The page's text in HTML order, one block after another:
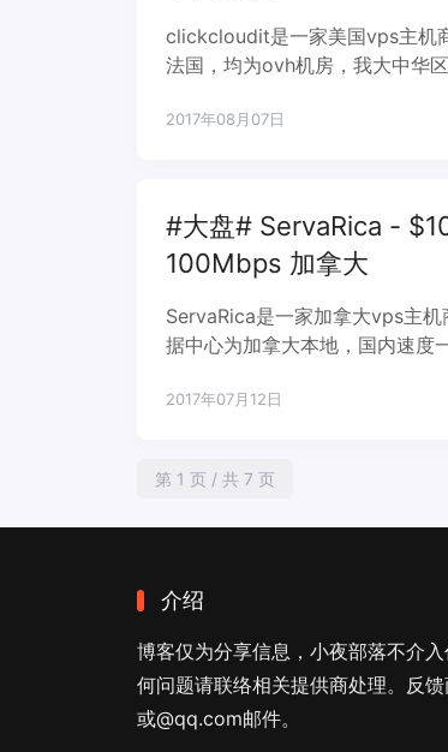
clickcloudit是一家美国vps主机
法国，均为ovh机房，我大中华
2017年08月07日
#大盘# ServaRica -
100Mbps 加拿大
ServaRica是一家加拿大vps主
据中心为加拿大本地，国内速度
2017年07月12日
第 1 页 / 共 7 页
介绍
博客仅为分享信息，小夜部落不介
何问题请联络相关提供商处理。反
或@qq.com邮件。